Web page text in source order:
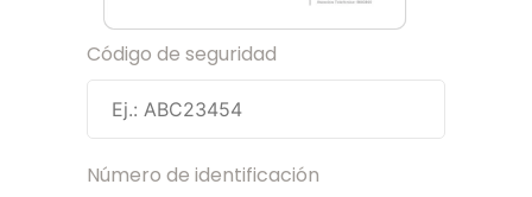
Código de seguridad
Número de identificación